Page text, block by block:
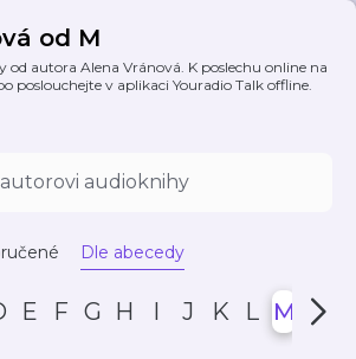
od M
od autora Alena Vránová. K poslechu online na
poslouchejte v aplikaci Youradio Talk offline.
Dle abecedy
E F G H I J K L M N